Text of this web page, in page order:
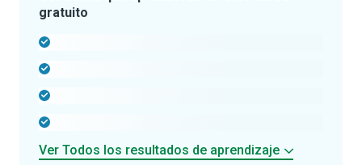
gratuito
Ver Todos los resultados de aprendizaje